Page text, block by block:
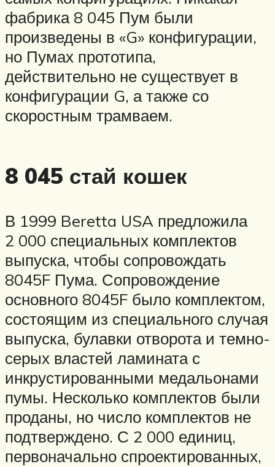
фабрика 8 045 Пум были
произведены в «G» конфигурации,
но Пумах прототипа,
действительно не существует в
конфигурации G, а также со
скоростным трамваем.
8 045 стай кошек
В 1999 Beretta USA предложила
2 000 специальных комплектов
выпуска, чтобы сопровождать
8045F Пума. Сопровождение
основного 8045F было комплектом,
состоящим из специального случая
выпуска, булавки отворота и темно-
серых властей ламината с
инкрустированными медальонами
пумы. Несколько комплектов были
проданы, но число комплектов не
подтверждено. С 2 000 единиц,
первоначально спроектированных,